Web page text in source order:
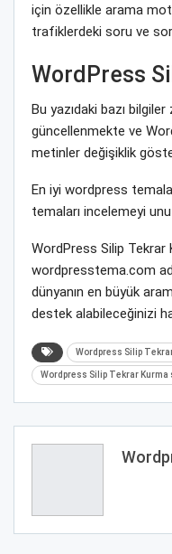
için özellikle arama
trafiklerdeki soru ve
WordPress
Bu yazıdaki bazı
güncellenmekte ve
metinler değişiklik
En iyi wordpress
temaları incelemeyi
WordPress Silip Tekrar
wordpresstema.com
dünyanın en büyük
destek alabileceğinizi
Wordpress Silip
Wordpress Silip Tekrar Kurma